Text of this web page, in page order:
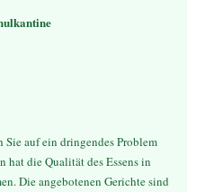
hat die Qualität des Essens in
Die angebotenen Gerichte sind